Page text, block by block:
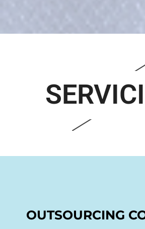
OUTSOURCING